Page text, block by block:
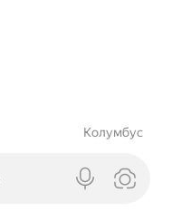
Колумбус